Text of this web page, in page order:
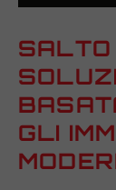
SALTO
GLI